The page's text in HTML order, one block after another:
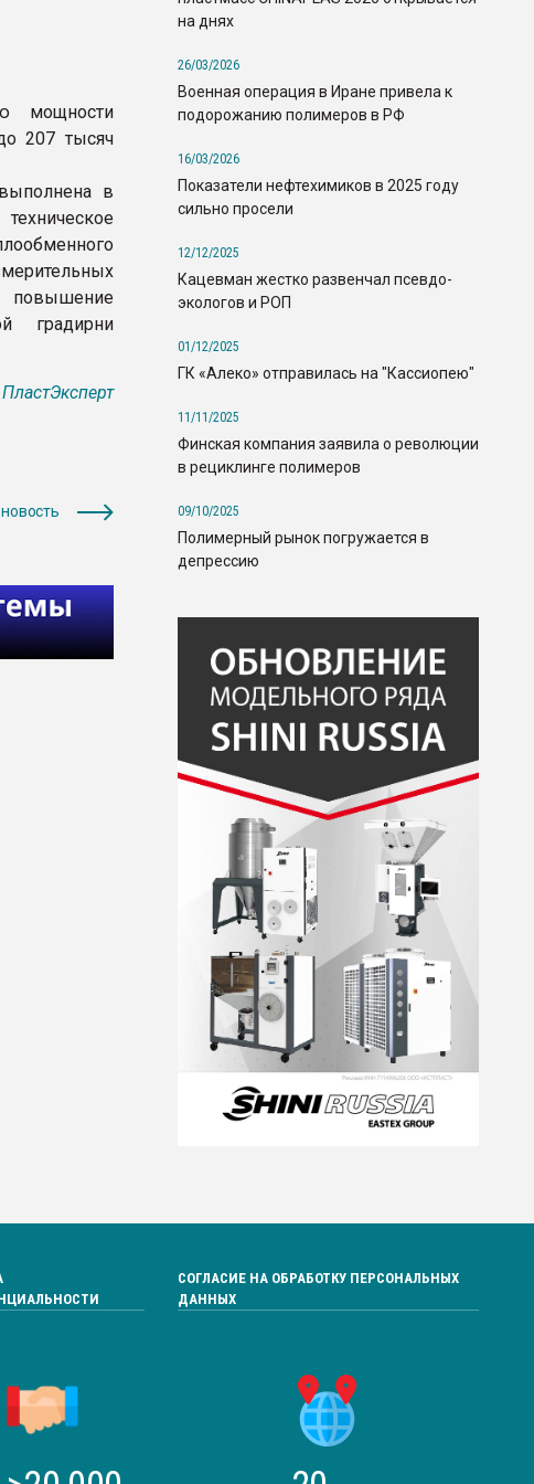
мощности
207 тысяч
в
повышение
градирни
ПластЭксперт
на днях
26/03/2026
Военная операция в Иране привела к
подорожанию полимеров в РФ
16/03/2026
Показатели нефтехимиков в 2025 году
сильно просели
12/12/2025
Кацевман жестко развенчал псевдо-
экологов и РОП
01/12/2025
ГК «Алеко» отправилась на "Кассиопею"
11/11/2025
Финская компания заявила о революции
в рециклинге полимеров
09/10/2025
Полимерный рынок погружается в
депрессию
СОГЛАСИЕ НА ОБРАБОТКУ ПЕРСОНАЛЬНЫХ
ДАННЫХ